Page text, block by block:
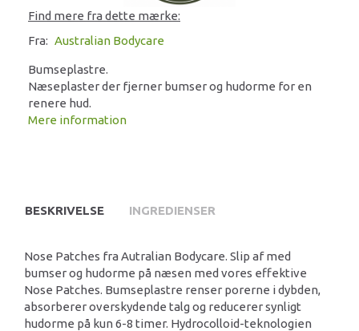
Find mere fra dette mærke:
Fra: Australian Bodycare
Bumseplastre.
Næseplaster der fjerner bumser og hudorme for en
renere hud.
Mere information
BESKRIVELSE INGREDIENSER
Nose Patches fra Autralian Bodycare. Slip af med
bumser og hudorme på næsen med vores effektive
Nose Patches. Bumseplastre renser porerne i dybden,
absorberer overskydende talg og reducerer synligt
hudorme på kun 6-8 timer. Hydrocolloid-teknologien